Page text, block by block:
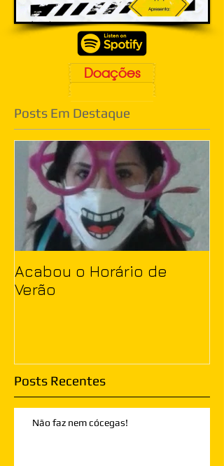
Doações
Posts Em Destaque
Acabou o Horário de
Verão
Posts Recentes
Não faz nem cócegas!